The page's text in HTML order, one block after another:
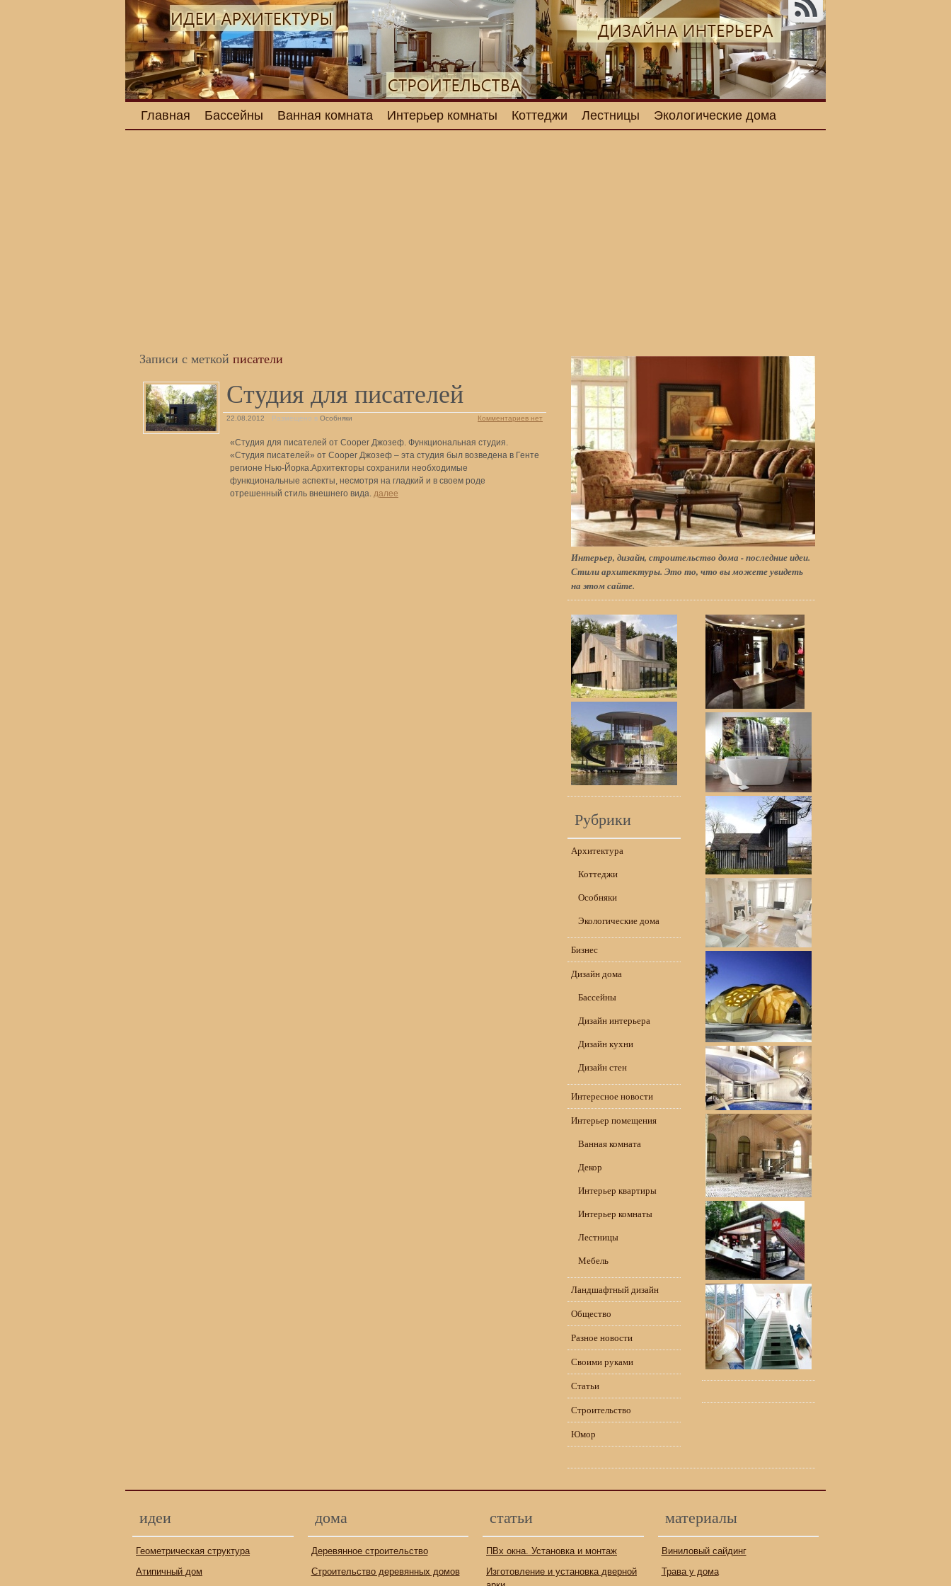
Главная Бассейны Ванная комната Интерьер комнаты Коттеджи Лестницы Экологические дома
Записи с меткой писатели
Студия для писателей
22.08.2012 Размещено в Особняки Комментариев нет
«Студия для писателей от Cooper Джозеф. Функциональная студия.
«Студия писателей» от Cooper Джозеф – эта студия был возведена в Генте
регионе Нью-Йорка.Архитекторы сохранили необходимые
функциональные аспекты, несмотря на гладкий и в своем роде
отрешенный стиль внешнего вида. далее
Интерьер, дизайн, строительство дома - последние идеи.
Стили архитектуры. Это то, что вы можете увидеть
на этом сайте.
Рубрики
Архитектура
Коттеджи
Особняки
Экологические дома
Бизнес
Дизайн дома
Бассейны
Дизайн интерьера
Дизайн кухни
Дизайн стен
Интересное новости
Интерьер помещения
Ванная комната
Декор
Интерьер квартиры
Интерьер комнаты
Лестницы
Мебель
Ландшафтный дизайн
Общество
Разное новости
Своими руками
Статьи
Строительство
Юмор
идеи
Геометрическая структура
Атипичный дом
дома
Деревянное строительство
Строительство деревянных домов
статьи
ПВх окна. Установка и монтаж
Изготовление и установка дверной
материалы
Виниловый сайдинг
Трава у дома